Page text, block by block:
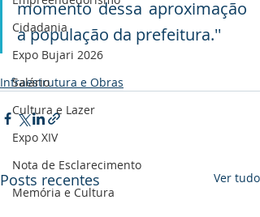
Cidadania
Expo Bujari 2026
Salário
Cultura e Lazer
Expo XIV
Nota de Esclarecimento
Memória e Cultura
momento dessa aproximação
a população da prefeitura.''
Infraestrutura e Obras
Posts recentes Ver tudo